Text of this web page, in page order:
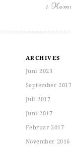
1
ARCHIVES
Juni 2023
September
Juli 2017
Juni 2017
Februar 2017
November 2016